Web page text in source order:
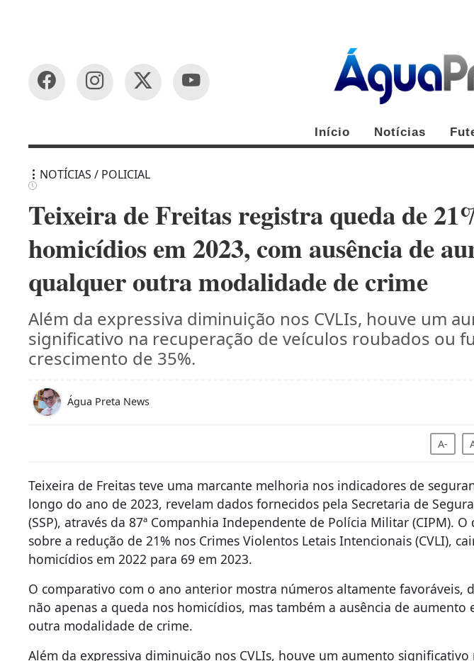
Início Notícias
NOTÍCIAS / POLICIAL
Teixeira de Freitas registra queda de
homicídios em 2023, com ausência de
qualquer outra modalidade de crime
Além da expressiva diminuição nos CVLIs, houve um
significativo na recuperação de veículos roubados ou
crescimento de 35%.
Água Preta News
A-
Teixeira de Freitas teve uma marcante melhoria nos indicadores de
longo do ano de 2023, revelam dados fornecidos pela Secretaria de
(SSP), através da 87ª Companhia Independente de Polícia Militar (CIPM).
sobre a redução de 21% nos Crimes Violentos Letais Intencionais (CVLI),
homicídios em 2022 para 69 em 2023.
O comparativo com o ano anterior mostra números altamente favoráveis,
não apenas a queda nos homicídios, mas também a ausência de aumento
outra modalidade de crime.
Além da expressiva diminuição nos CVLIs, houve um aumento significativo